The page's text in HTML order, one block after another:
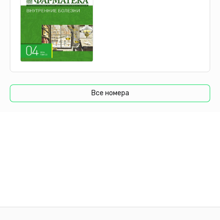
гиперлипидемии, инсулинорезистентности, ожирения,
диабета 2 типа и тревожно-депрессивного синдрома
[6, 8]. Его этиология до конца не изучена, но
предполагается влияние генетических, гормональных
и экологических факторов [8].
отсутствие родов, СПКЯ, пери- и постменопауза [9,
10].
Все номера